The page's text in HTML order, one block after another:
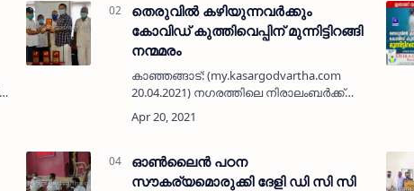
തെരുവിൽ കഴിയുന്നവർക്കും
കോവിഡ് കുത്തിവെപ്പിന് മുന്നിട്ടിറങ്ങി
നന്മമരം
കാഞ്ഞങ്ങാട്: (my.kasargodvartha.com
20.04.2021) നഗരത്തിലെ നിരാലംബർക്ക്
കോവിഡ് വാക്സിനേഷൻ
സൗകര്യമൊരുക്കി നന്മമരം കൂട്ടായ്മ
യുടെ നേതൃത്വത്തിൽ ഐ എം എ…
ഓണ്‍ലൈന്‍ പഠന
സൗകര്യമൊരുക്കി ദേളി ഡി സി സി